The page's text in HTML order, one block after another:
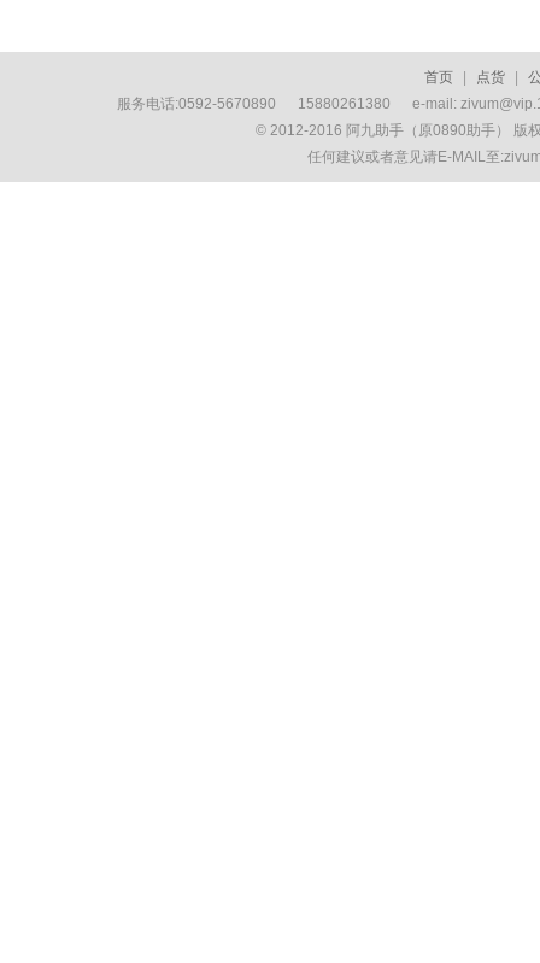
首页 点货
服务电话:0592-5670890 15880261380 e-mail:
© 2012-2016 阿九助手（原0890助手） 版
任何建议或者意见请E-MAIL至